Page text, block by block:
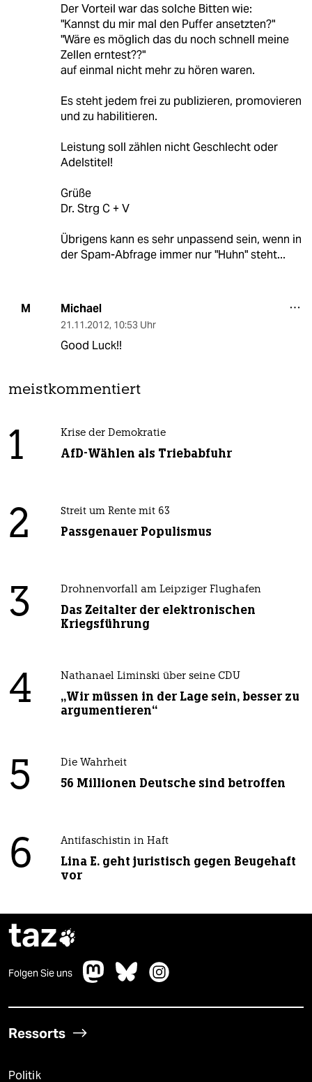
Der Vorteil war das solche Bitten wie:
"Kannst du mir mal den Puffer ansetzten?"
"Wäre es möglich das du noch schnell meine
Zellen erntest??"
auf einmal nicht mehr zu hören waren.
Es steht jedem frei zu publizieren, promovieren
und zu habilitieren.
Leistung soll zählen nicht Geschlecht oder
Adelstitel!
Grüße
Dr. Strg C + V
Übrigens kann es sehr unpassend sein, wenn in
der Spam-Abfrage immer nur "Huhn" steht...
M Michael
21.11.2012, 10:53 Uhr
Good Luck!!
meistkommentiert
1 Krise der Demokratie
AfD-Wählen als Triebabfuhr
2 Streit um Rente mit 63
Passgenauer Populismus
3 Drohnenvorfall am Leipziger Flughafen
Das Zeitalter der elektronischen
Kriegsführung
4 Nathanael Liminski über seine CDU
„Wir müssen in der Lage sein, besser zu
argumentieren“
5 Die Wahrheit
56 Millionen Deutsche sind betroffen
6 Antifaschistin in Haft
Lina E. geht juristisch gegen Beugehaft
vor
taz
Folgen Sie uns
Ressorts
Politik